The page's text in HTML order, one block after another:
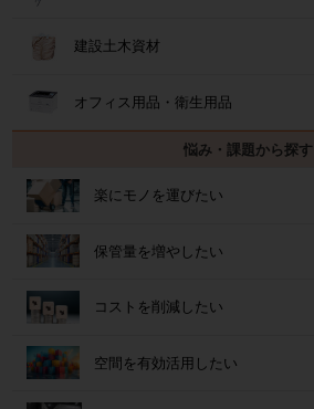
建設土木資材
オフィス用品・衛生用品
悩み・課題から探す
楽にモノを運びたい
保管量を増やしたい
コストを削減したい
空間を有効活用したい